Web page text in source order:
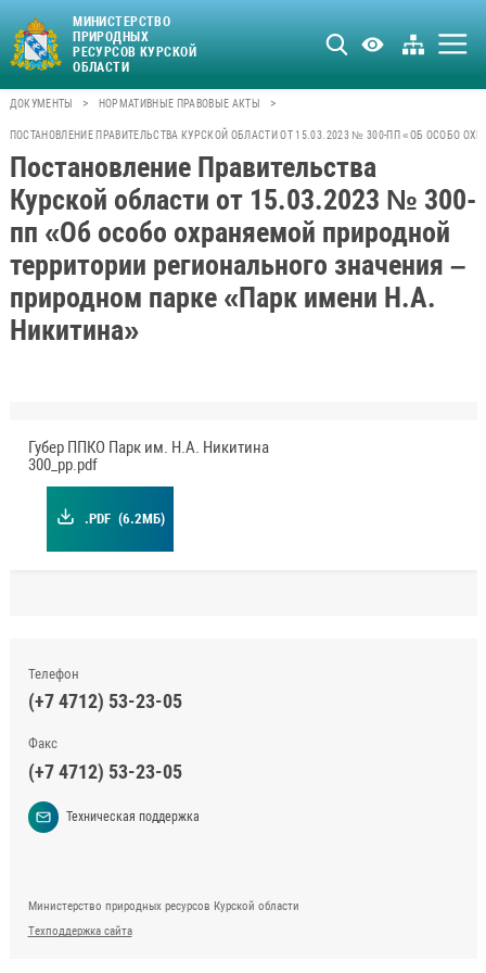
МИНИСТЕРСТВО
ПРИРОДНЫХ
РЕСУРСОВ КУРСКОЙ
ОБЛАСТИ
ДОКУМЕНТЫ > НОРМАТИВНЫЕ ПРАВОВЫЕ АКТЫ >
ПОСТАНОВЛЕНИЕ ПРАВИТЕЛЬСТВА КУРСКОЙ ОБЛАСТИ ОТ 15.03.2023 № 300-ПП «ОБ ОСОБО
Постановление Правительства
Курской области от 15.03.2023 № 300-
пп «Об особо охраняемой природной
территории регионального значения –
природном парке «Парк имени Н.А.
Никитина»
Губер ППКО Парк им. Н.А. Никитина
300_pp.pdf
.PDF (6.2МБ)
Телефон
(+7 4712) 53-23-05
Факс
(+7 4712) 53-23-05
Техническая поддержка
Министерство природных ресурсов Курской области
Техподдержка сайта